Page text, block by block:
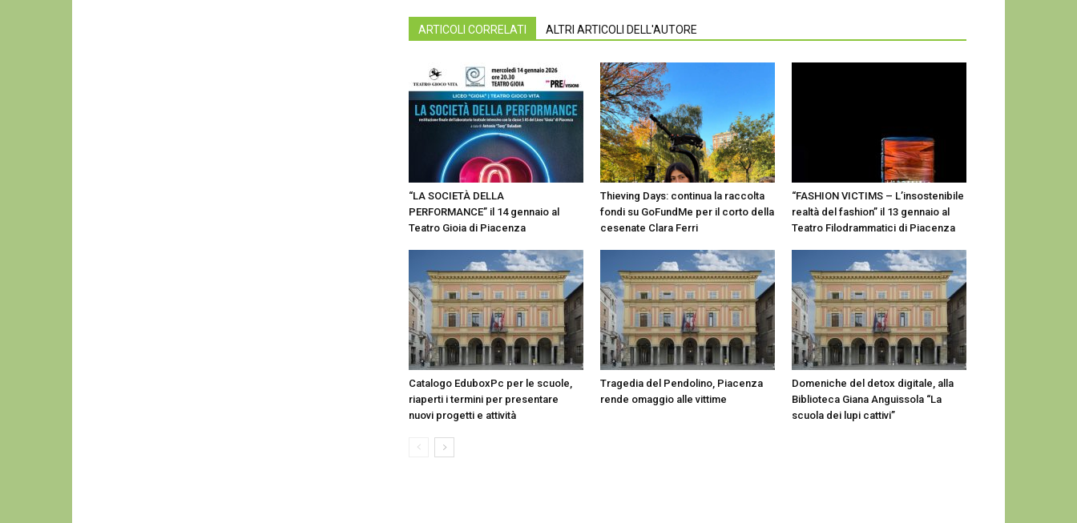
ARTICOLI CORRELATI ALTRI ARTICOLI DELL'AUTORE
“LA SOCIETÀ DELLA
PERFORMANCE” il 14 gennaio al
Teatro Gioia di Piacenza
Thieving Days: continua la raccolta
fondi su GoFundMe per il corto della
cesenate Clara Ferri
“FASHION VICTIMS – L’insostenibile
realtà del fashion” il 13 gennaio al
Teatro Filodrammatici di Piacenza
Catalogo EduboxPc per le scuole,
riaperti i termini per presentare
nuovi progetti e attività
Tragedia del Pendolino, Piacenza
rende omaggio alle vittime
Domeniche del detox digitale, alla
Biblioteca Giana Anguissola “La
scuola dei lupi cattivi”